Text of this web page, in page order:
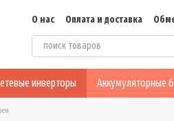
О нас Оплата и доставка
Блог
Конфиденциальность
инверторы Аккумуляторные